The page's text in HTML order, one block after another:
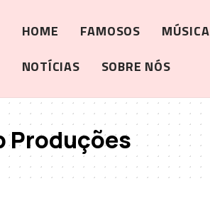
HOME FAMOSOS MÚSICA
NOTÍCIAS
SOBRE NÓS
Produções